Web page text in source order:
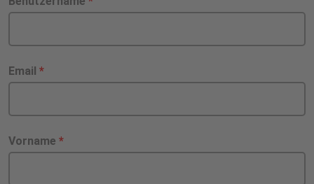
Email *
Vorname *